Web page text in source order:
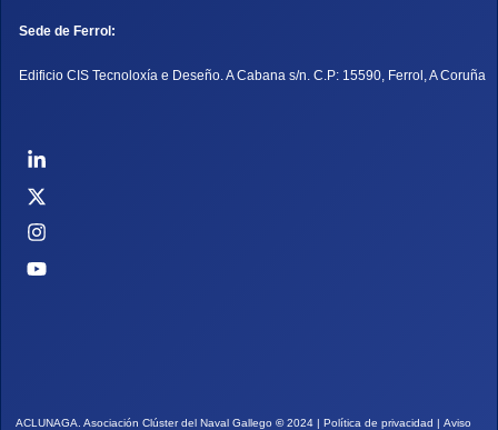
Sede de Ferrol:
Edificio CIS Tecnoloxía e Deseño. A Cabana s/n. C.P: 15590, Ferrol, A Coruña
ACLUNAGA. Asociación Clúster del Naval Gallego ©2024 | Política de privacidad | Aviso